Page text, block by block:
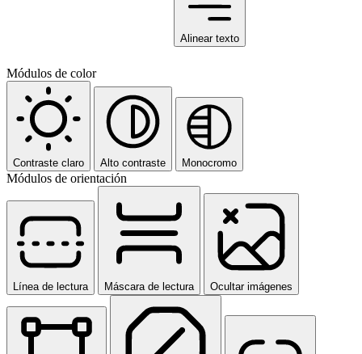
Alinear texto
Módulos de color
Contraste claro Alto contraste Monocromo
Módulos de orientación
Línea de lectura Máscara de lectura Ocultar imágenes